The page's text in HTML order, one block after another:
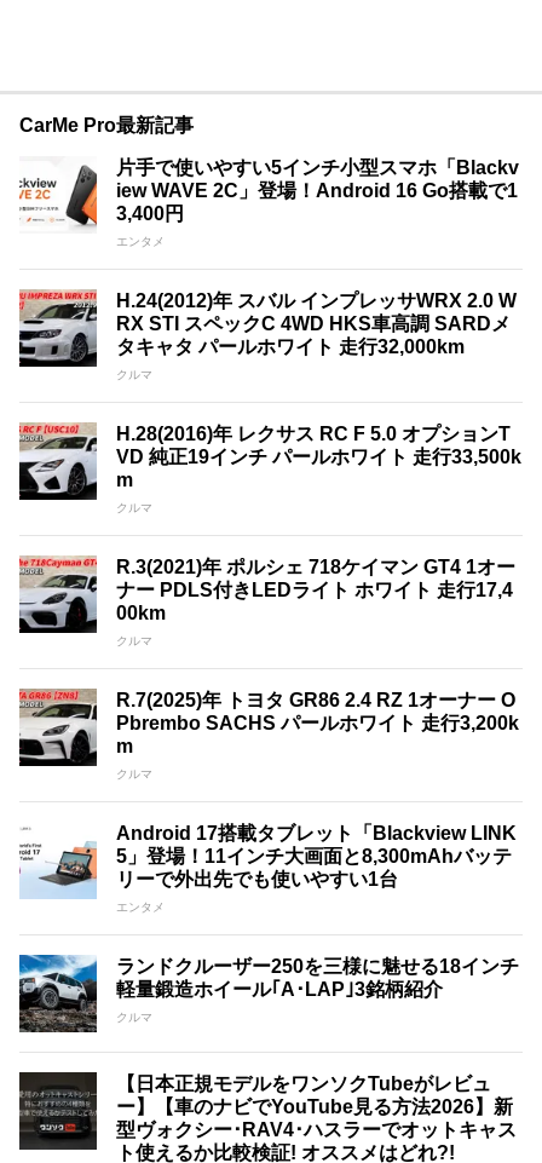
CarMe Pro最新記事
片手で使いやすい5インチ小型スマホ「Blackv
iew WAVE 2C」登場！Android 16 Go搭載で1
3,400円
エンタメ
H.24(2012)年 スバル インプレッサWRX 2.0 W
RX STI スペックC 4WD HKS車高調 SARDメ
タキャタ パールホワイト 走行32,000km
クルマ
H.28(2016)年 レクサス RC F 5.0 オプションT
VD 純正19インチ パールホワイト 走行33,500k
m
クルマ
R.3(2021)年 ポルシェ 718ケイマン GT4 1オー
ナー PDLS付きLEDライト ホワイト 走行17,4
00km
クルマ
R.7(2025)年 トヨタ GR86 2.4 RZ 1オーナー O
Pbrembo SACHS パールホワイト 走行3,200k
m
クルマ
Android 17搭載タブレット「Blackview LINK
5」登場！11インチ大画面と8,300mAhバッテ
リーで外出先でも使いやすい1台
エンタメ
ランドクルーザー250を三様に魅せる18インチ
軽量鍛造ホイール｢A･LAP｣3銘柄紹介
クルマ
【日本正規モデルをワンソクTubeがレビュ
ー】【車のナビでYouTube見る方法2026】新
型ヴォクシー･RAV4･ハスラーでオットキャス
ト使えるか比較検証! オススメはどれ?!